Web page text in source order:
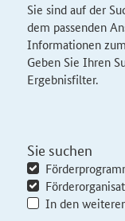
Sie sind auf der
dem passenden
Informationen
Geben Sie Ihren
Ergebnisfilter.
Sie suchen
In den